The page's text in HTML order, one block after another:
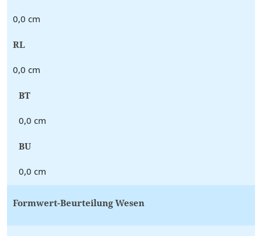
0,0 cm
RL
0,0 cm
BT
0,0 cm
BU
0,0 cm
Formwert-Beurteilung Wesen